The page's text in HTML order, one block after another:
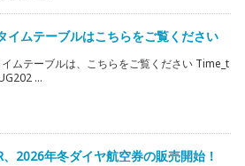
イムテーブルはこちらをご覧ください
ムテーブルは、こちらをご覧ください Time_t
...
、2026年冬ダイヤ航空券の販売開始！